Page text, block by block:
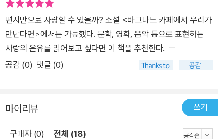
편지만으로 사랑할 수 있을까? 소설 <바그다드 카페에서 우리가
만난다면>에서는 가능했다. 문학, 영화, 음악 등으로 표현하는
사랑의 은유를 읽어보고 싶다면 이 책을 추천한다.
공감 (0) 댓글 (0)
마이리뷰 쓰기
구매자 (0) 전체 (18)